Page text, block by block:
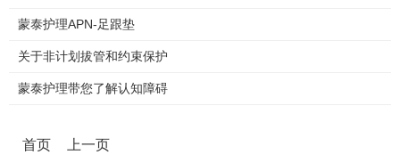
蒙泰护理APN-足跟垫
关于非计划拔管和约束保护
蒙泰护理带您了解认知障碍
首页
上一页